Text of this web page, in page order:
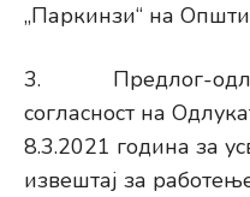
„Паркинзи“ на
3. Предлог-
согласност на
8.3.2021 година за
извештај за